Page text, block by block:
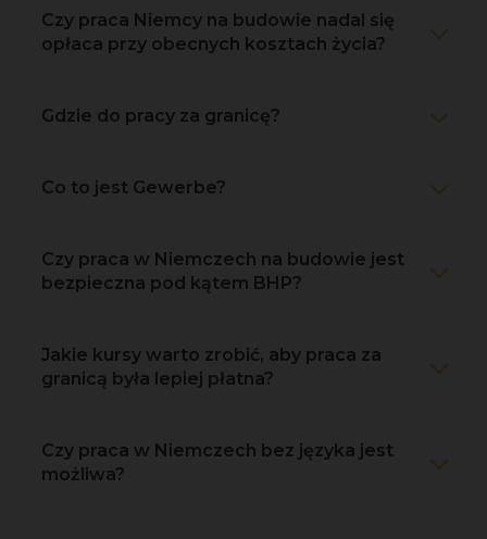
Czy praca Niemcy na budowie nadal się
opłaca przy obecnych kosztach życia?
Gdzie do pracy za granicę?
Co to jest Gewerbe?
Czy praca w Niemczech na budowie jest
bezpieczna pod kątem BHP?
Jakie kursy warto zrobić, aby praca za
granicą była lepiej płatna?
Czy praca w Niemczech bez języka jest
możliwa?